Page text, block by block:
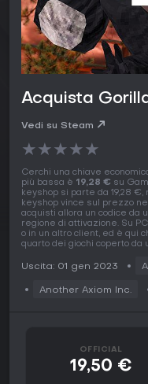
Acquista
Vedi su Steam
★★★★★
Cerchi una chiave
più bassa è 19,28 € su
keyshop si parte da 19,28 €,
keyshop vince sul prezzo
acquisti allora un codice da
regione di attivazione. Su
o in un altro client, ed è qui
quarto dei giochi coperto da
Uscita: 01 gen 2023
Another Axiom Inc.
OFFICIAL
19,50 €